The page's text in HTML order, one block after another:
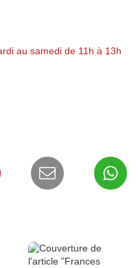
au samedi de 11h à 13h